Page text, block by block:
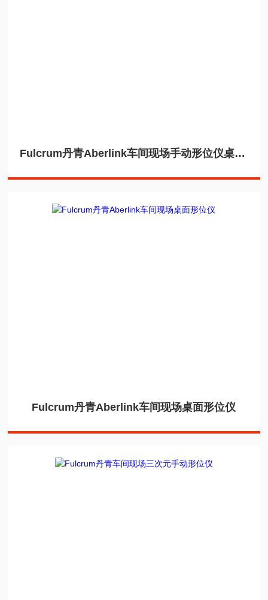
Fulcrum丹青Aberlink车间现场手动形位仪桌面测量机
Fulcrum丹青Aberlink车间现场桌面形位仪